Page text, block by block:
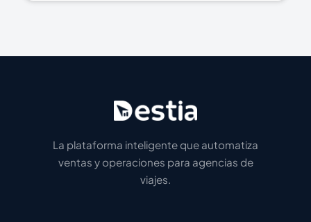
La plataforma inteligente que automatiza
ventas y operaciones para agencias de
viajes.